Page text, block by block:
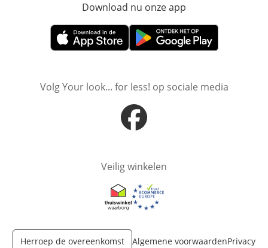
Download nu onze app
Opent in nieuw vensterOpent in nieuw venster
Volg Your look... for less! op sociale media
Opent in nieuw venster
Veilig winkelen
Opent in nieuw venster
Opent in nieuw venster
Herroep de overeenkomst Algemene voorwaardenPrivacy